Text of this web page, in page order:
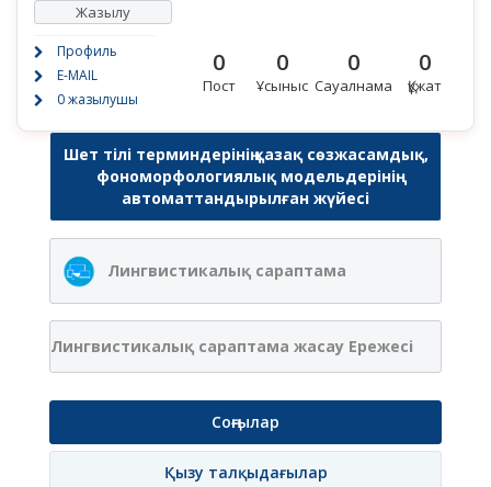
Жазылу
Профиль
E-MAIL
0 жазылушы
0
Пост
0
Ұсыныс
0
Сауалнама
0
Құжат
Шет тілі терминдерінің қазақ сөзжасамдық,
фономорфологиялық модельдерінің
автоматтандырылған жүйесі
Лингвистикалық сараптама
Лингвистикалық сараптама жасау Ережесі
Соңғылар
Қызу талқыдағылар